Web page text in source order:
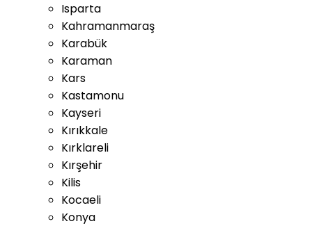
Isparta
Kahramanmaraş
Karabük
Karaman
Kars
Kastamonu
Kayseri
Kırıkkale
Kırklareli
Kırşehir
Kilis
Kocaeli
Konya